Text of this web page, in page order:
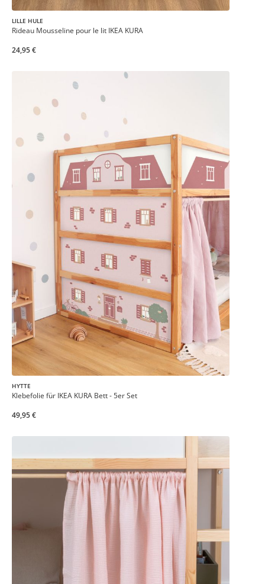
LILLE HULE
Rideau Mousseline pour le lit IKEA KURA
24,95 €
HYTTE
Klebefolie für IKEA KURA Bett - 5er Set
49,95 €